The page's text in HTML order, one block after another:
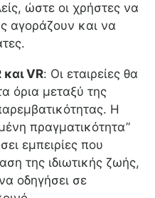
ώστε οι χρήστες να
αγοράζουν και να
VR: Οι εταιρείες θα
όρια μεταξύ της
Η
πραγματικότητα”
εμπειρίες που
της ιδιωτικής ζωής,
οδηγήσει σε